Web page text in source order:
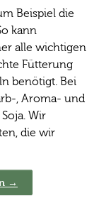
Beispiel die
kann
alle wichtigen
Fütterung
benötigt. Bei
, Aroma- und
Wir
die wir
→